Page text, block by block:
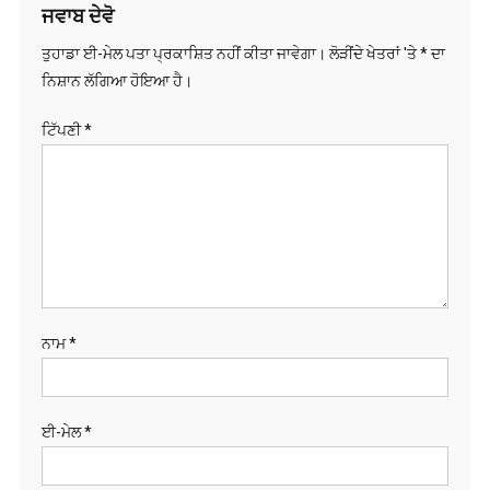
ਜਵਾਬ ਦੇਵੋ
ਤੁਹਾਡਾ ਈ-ਮੇਲ ਪਤਾ ਪ੍ਰਕਾਸ਼ਿਤ ਨਹੀਂ ਕੀਤਾ ਜਾਵੇਗਾ। ਲੋੜੀਂਦੇ ਖੇਤਰਾਂ 'ਤੇ*ਦਾ
ਨਿਸ਼ਾਨ ਲੱਗਿਆ ਹੋਇਆ ਹੈ।
ਟਿੱਪਣੀ*
ਨਾਮ*
ਈ-ਮੇਲ*